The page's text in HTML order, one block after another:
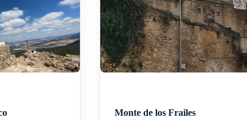
InicioParadas intermedias
Final
Monte de los Frailes